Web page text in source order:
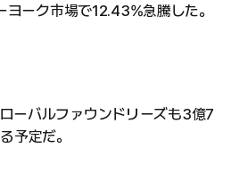
ーク市場で12.43%急騰した。
ーバルファウンドリーズも3億7
予定だ。